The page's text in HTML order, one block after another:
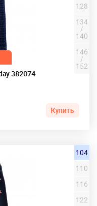
382074
128
134
/
140
146
/
152
Купить
104
110
116
122